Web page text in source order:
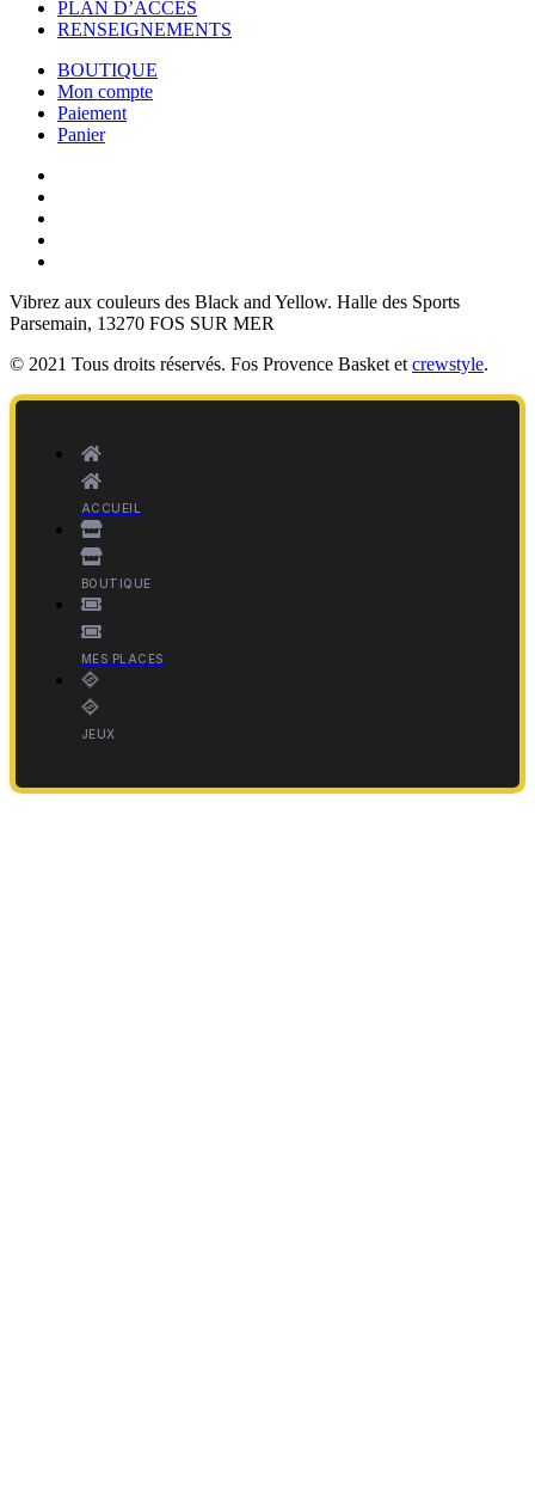
PLAN D’ACCÈS
RENSEIGNEMENTS
BOUTIQUE
Mon compte
Paiement
Panier
Vibrez aux couleurs des Black and Yellow. Halle des Sports
Parsemain, 13270 FOS SUR MER
© 2021 Tous droits réservés. Fos Provence Basket et crewstyle.
ACCUEIL
BOUTIQUE
MES PLACES
JEUX